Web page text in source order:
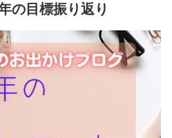
の目標振り返り